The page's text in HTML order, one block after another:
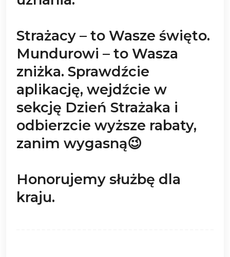
Strażacy – to Wasze święto.
Mundurowi – to Wasza
zniżka. Sprawdźcie
aplikację, wejdźcie w
sekcję Dzień Strażaka i
odbierzcie wyższe rabaty,
zanim wygasną😉
Honorujemy służbę dla
kraju.